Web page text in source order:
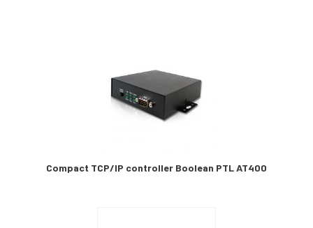
Compact TCP/IP controller Boolean PTL AT400